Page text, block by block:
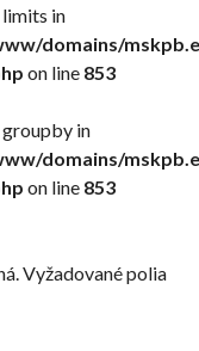
in
domains/
on line 853
in
domains/
on line 853
Vyžadované polia